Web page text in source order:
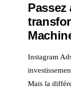
Instagram
Mais la